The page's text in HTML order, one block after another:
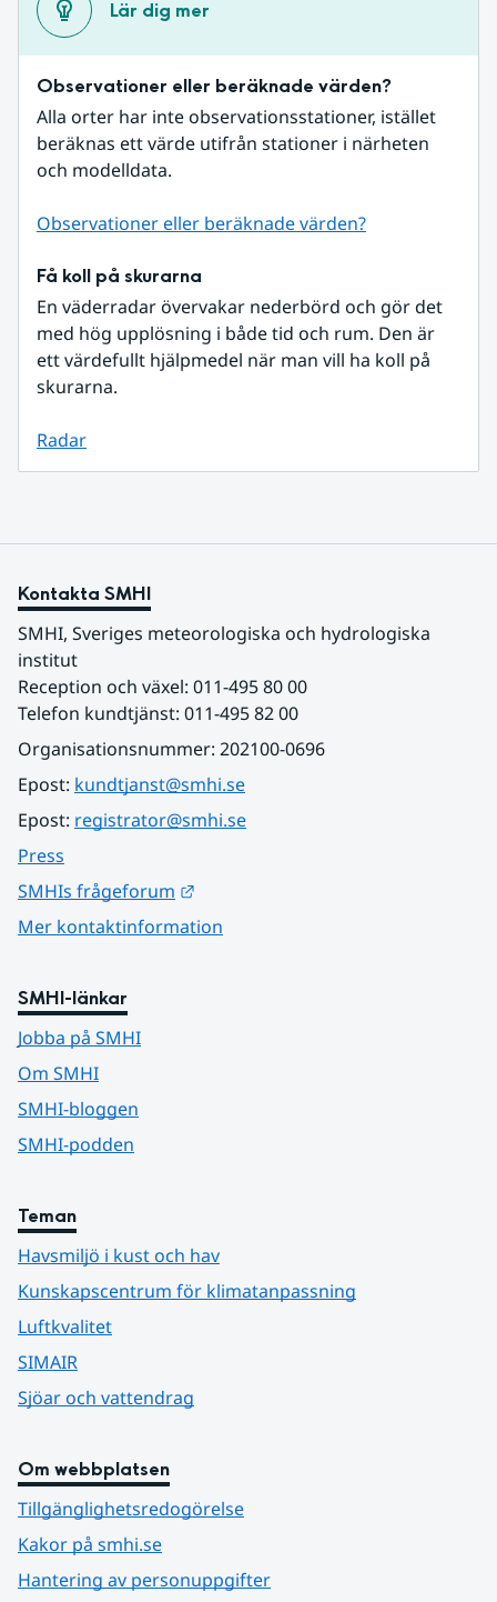
Lär dig mer
Observationer eller beräknade värden?
Alla orter har inte observationsstationer, istället
beräknas ett värde utifrån stationer i närheten
och modelldata.
Observationer eller beräknade värden?
Få koll på skurarna
En väderradar övervakar nederbörd och gör det
med hög upplösning i både tid och rum. Den är
ett värdefullt hjälpmedel när man vill ha koll på
skurarna.
Radar
Kontakta SMHI
SMHI, Sveriges meteorologiska och hydrologiska
institut
Reception och växel: 011-495 80 00
Telefon kundtjänst: 011-495 82 00
Organisationsnummer: 202100-0696
Epost: kundtjanst@smhi.se
Epost: registrator@smhi.se
Press
SMHIs frågeforum
Mer kontaktinformation
SMHI-länkar
Jobba på SMHI
Om SMHI
SMHI-bloggen
SMHI-podden
Teman
Havsmiljö i kust och hav
Kunskapscentrum för klimatanpassning
Luftkvalitet
SIMAIR
Sjöar och vattendrag
Om webbplatsen
Tillgänglighetsredogörelse
Kakor på smhi.se
Hantering av personuppgifter